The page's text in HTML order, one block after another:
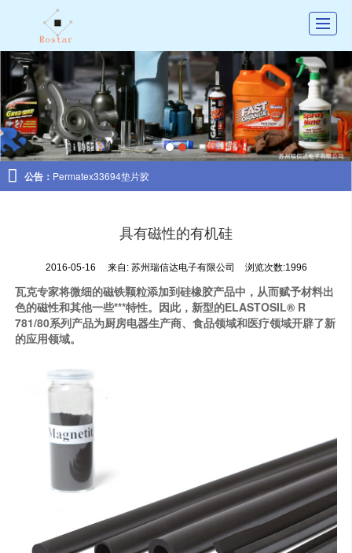
首页
公司介绍
产品展示
新闻动态
图库展示
 公告： Permatex33694垫片胶
具有磁性的有机硅
2016-05-16 来自: 苏州瑞信达电子有限公司 浏览次数:1996
瓦克专家将微细的磁铁颗粒添加到硅橡胶产品中，从而赋予材料出
色的磁性和其他一些***特性。因此，新型的ELASTOSIL® R
781/80系列产品为厨房电器生产商、食品领域和医疗领域开辟了新
的应用领域。